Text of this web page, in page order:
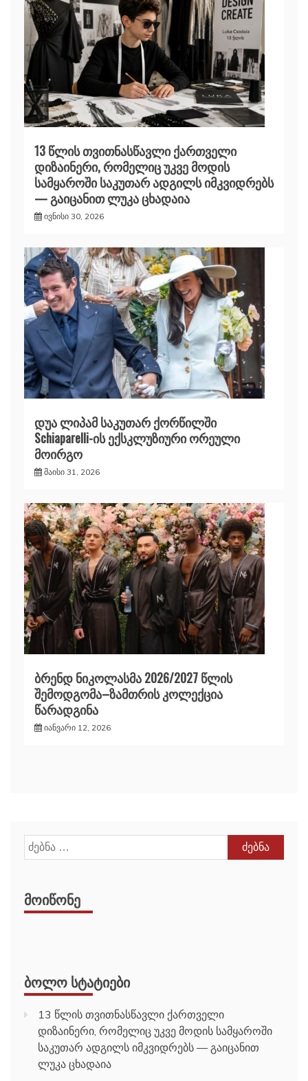
13 წლის თვითნასწავლი ქართველი
დიზაინერი, რომელიც უკვე მოდის
სამყაროში საკუთარ ადგილს იმკვიდრებს
— გაიცანით ლუკა ცხადაია
ივნისი 30, 2026
დუა ლიპამ საკუთარ ქორწილში
Schiaparelli-ის ექსკლუზიური ორეული
მოირგო
მაისი 31, 2026
ბრენდ ნიკოლასმა 2026/2027 წლის
შემოდგომა–ზამთრის კოლექცია
წარადგინა
იანვარი 12, 2026
ძებნა:
ᲛᲝᲘᲬᲝᲜᲔ
ᲑᲝᲚᲝ ᲡᲢᲐᲢᲘᲔᲑᲘ
13 წლის თვითნასწავლი ქართველი
დიზაინერი, რომელიც უკვე მოდის სამყაროში
საკუთარ ადგილს იმკვიდრებს — გაიცანით
ლუკა ცხადაია